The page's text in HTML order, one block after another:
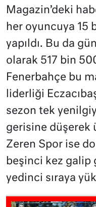
Magazin’deki
her oyuncuya 15
yapıldı. Bu da
olarak 517 bin
Fenerbahçe bu
liderliği
sezon tek yenilgiyi
gerisine düşerek
Zeren Spor ise
beşinci kez galip
yedinci sıraya